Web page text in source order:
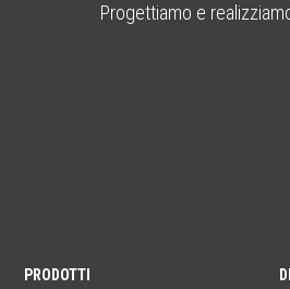
Progettiamo e
PRODOTTI